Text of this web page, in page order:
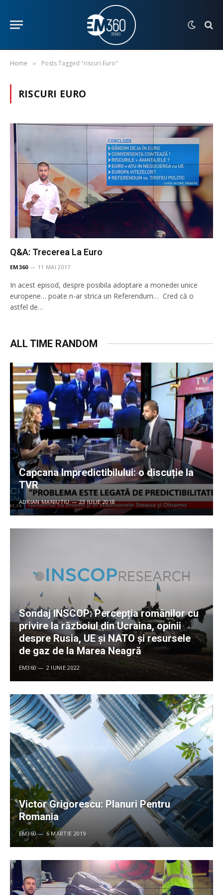
Home » Posts Tagged "riscuri Euro"
RISCURI EURO
Q&A: Trecerea La Euro
EM360 11 MAI 2017
In acest episod, despre posibila adoptare a monedei unice
europene… poate n-ar strica un Referendum… Cred că o
astfel de…
ALL TIME RANDOM
Capcana Impredictibilului: o discuție la
TVR
ADRIAN MANIUTIU 23 IULIE 2018
Sondaj INSCOP: Percepția românilor cu
privire la războiul din Ucraina, opinii
despre Rusia, UE și NATO și resursele
de gaz de la Marea Neagră
EM360 2 IUNIE 2022
Victor Grigorescu: Planuri Pentru
Romania
EM360 6 MARTIE 2019